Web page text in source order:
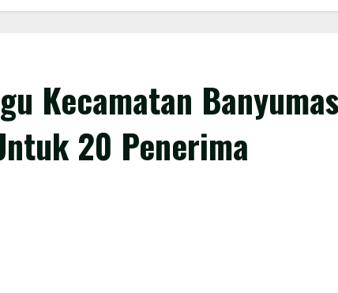
Kecamatan Banyumas
20 Penerima